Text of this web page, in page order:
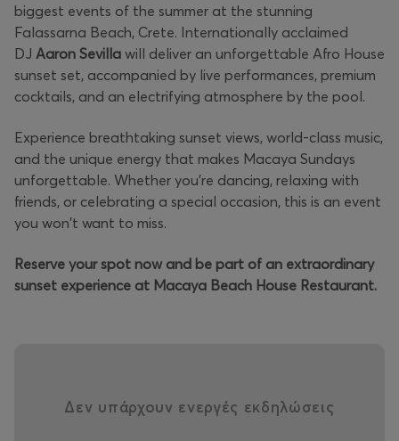
biggest events of the summer at the stunning
Falassarna Beach, Crete. Internationally acclaimed
DJ Aaron Sevilla will deliver an unforgettable Afro House
sunset set, accompanied by live performances, premium
cocktails, and an electrifying atmosphere by the pool.
Experience breathtaking sunset views, world-class music,
and the unique energy that makes Macaya Sundays
unforgettable. Whether you're dancing, relaxing with
friends, or celebrating a special occasion, this is an event
you won't want to miss.
Reserve your spot now and be part of an extraordinary
sunset experience at Macaya Beach House Restaurant.
Δεν υπάρχουν ενεργές εκδηλώσεις